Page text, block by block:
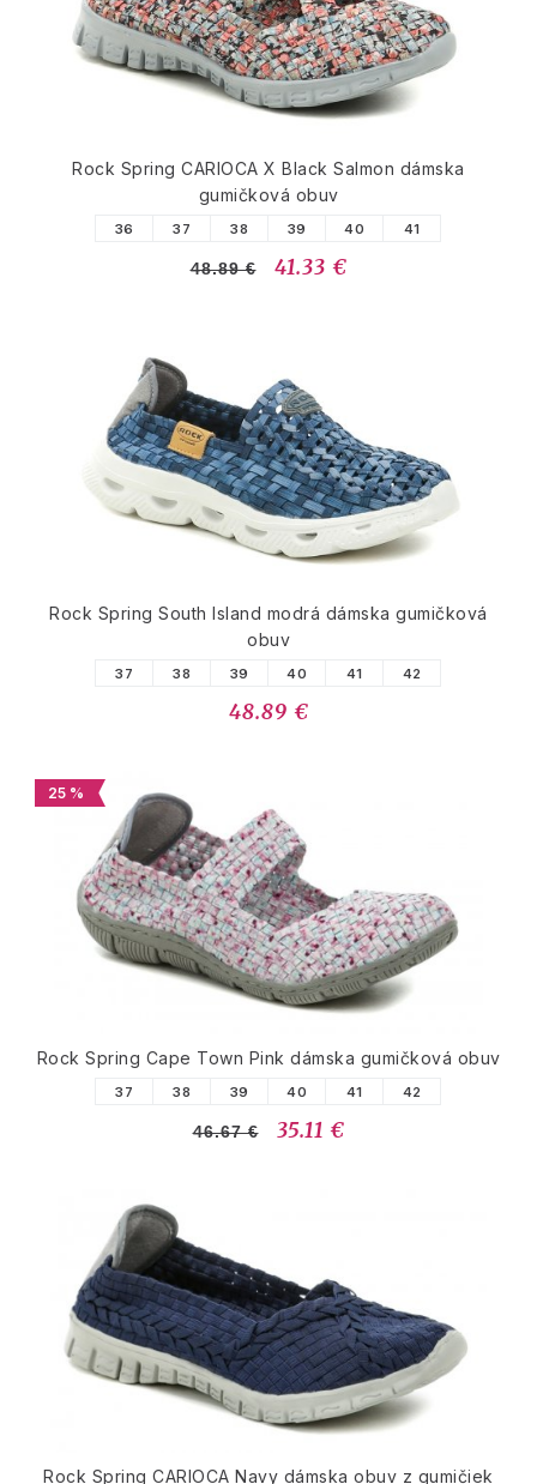
Rock Spring CARIOCA X Black Salmon dámska
gumičková obuv
36 37 38 39 40 41
48.89 € 41.33 €
Rock Spring South Island modrá dámska gumičková
obuv
37 38 39 40 41 42
48.89 €
25 %
Rock Spring Cape Town Pink dámska gumičková obuv
37 38 39 40 41 42
46.67 € 35.11 €
Rock Spring CARIOCA Navy dámska obuv z gumičiek